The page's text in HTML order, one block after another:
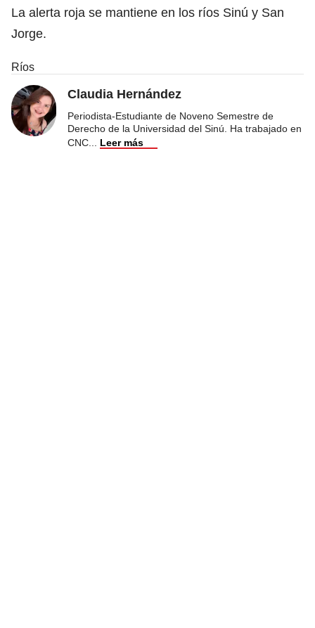
La alerta roja se mantiene en los ríos Sinú y San
Jorge.
Ríos
Claudia Hernández
Periodista-Estudiante de Noveno Semestre de
Derecho de la Universidad del Sinú. Ha trabajado en
CNC
Leer más